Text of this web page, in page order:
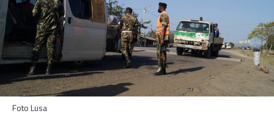
Foto Lusa